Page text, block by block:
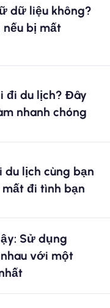
dữ liệu không?
nếu bị mất
đi du lịch? Đây
nhanh chóng
du lịch cùng bạn
đi tình bạn
Sử dụng
với một